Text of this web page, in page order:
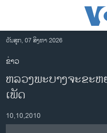
ເຂົ້າ
ຫາ
ຂ້າມ
ຂ້າມ
ຂ້າມ
ໄປ
ຫາ
ຊອກ
ອາເມຣິກາ
ຂ່າວ​ຈີນ
ວັນສຸກ, 07 ສິງຫາ 2026
ຂ່າວ
ຫລວງພະບາງຈະຂະຫ
ເພັດ
10,10,2010